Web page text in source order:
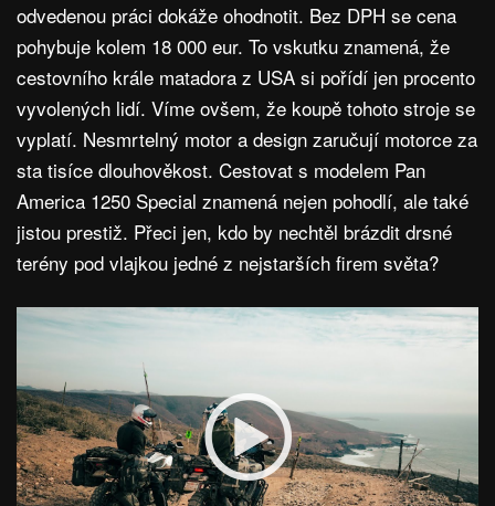
odvedenou práci dokáže ohodnotit. Bez DPH se cena
pohybuje kolem 18 000 eur. To vskutku znamená, že
cestovního krále matadora z USA si pořídí jen procento
vyvolených lidí. Víme ovšem, že koupě tohoto stroje se
vyplatí. Nesmrtelný motor a design zaručují motorce za
sta tisíce dlouhověkost. Cestovat s modelem Pan
America 1250 Special znamená nejen pohodlí, ale také
jistou prestiž. Přeci jen, kdo by nechtěl brázdit drsné
terény pod vlajkou jedné z nejstarších firem světa?